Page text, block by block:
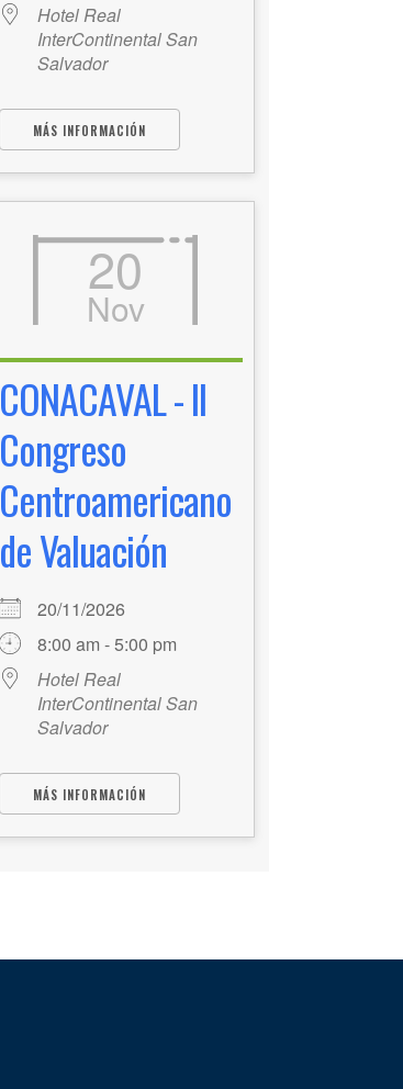
Hotel Real
InterContinental San
Salvador
MÁS INFORMACIÓN
20
Nov
CONACAVAL - II
Congreso
Centroamericano
de Valuación
20/11/2026
8:00 am - 5:00 pm
Hotel Real
InterContinental San
Salvador
MÁS INFORMACIÓN